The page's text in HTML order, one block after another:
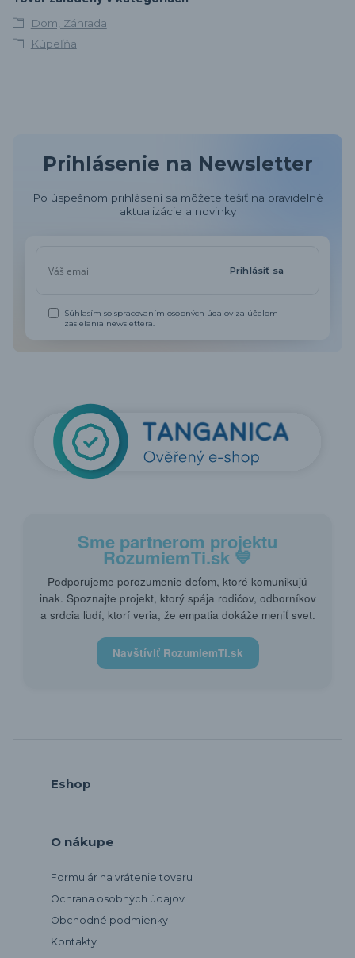
Dom, Záhrada
Kúpeľňa
Prihlásenie na Newsletter
Po úspešnom prihlásení sa môžete tešiť na pravidelné
aktualizácie a novinky
Prihlásiť sa
Súhlasím sospracovaním osobných údajov za účelom
zasielania newslettera.
Sme partnerom projektu
RozumiemTi.sk 💙
Podporujeme porozumenie deťom, ktoré komunikujú
inak. Spoznajte projekt, ktorý spája rodičov, odborníkov
a srdcia ľudí, ktorí veria, že empatia dokáže meniť svet.
Navštíviť RozumiemTi.sk
Eshop
O nákupe
Formulár na vrátenie tovaru
Ochrana osobných údajov
Obchodné podmienky
Kontakty